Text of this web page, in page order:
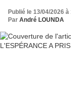
Publié le 13/04/2026 à
Par André LOUNDA